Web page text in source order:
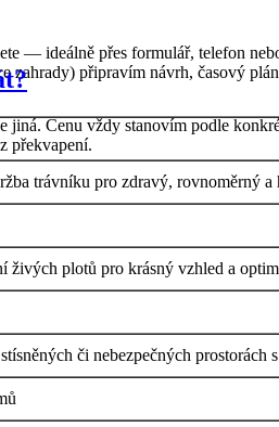
— ideálně přes formulář, telefon
zahrady) připravím návrh, časový
jiná. Cenu vždy stanovím podle
překvapení.
trávníku pro zdravý, rovnoměrný a
živých plotů pro krásný vzhled a
či nebezpečných prostorách